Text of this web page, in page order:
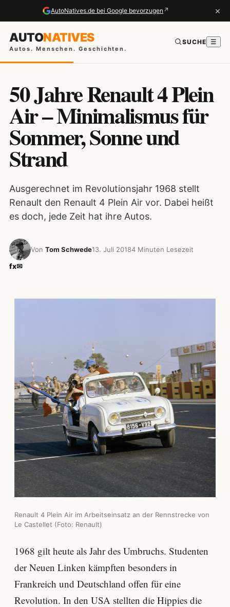
AutoNatives.de bei Google bevorzugen ↗ ×
AUTONATIVES
Autos. Menschen. Geschichten.
SUCHE ☰
50 Jahre Renault 4 Plein
Air – Minimalismus für
Sommer, Sonne und
Strand
Ausgerechnet im Revolutionsjahr 1968 stellt
Renault den Renault 4 Plein Air vor. Dabei heißt
es doch, jede Zeit hat ihre Autos.
Von Tom Schwede13. Juli 20184 Minuten Lesezeit
fx✉
Renault 4 Plein Air im Arbeitseinsatz an der Rennstrecke von
Le Castellet (Foto: Renault)
1968 gilt heute als Jahr des Umbruchs. Studenten
der Neuen Linken kämpften besonders in
Frankreich und Deutschland offen für eine
Revolution. In den USA stellten die Hippies die